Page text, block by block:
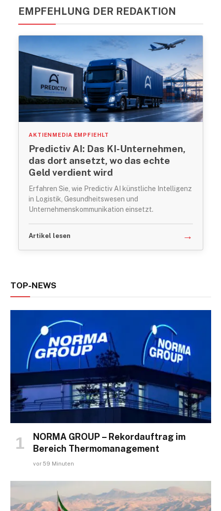
EMPFEHLUNG DER REDAKTION
AKTIENMEDIA EMPFIEHLT
Predictiv AI: Das KI-Unternehmen,
das dort ansetzt, wo das echte
Geld verdient wird
Erfahren Sie, wie Predictiv AI künstliche Intelligenz
in Logistik, Gesundheitswesen und
Unternehmenskommunikation einsetzt.
Artikel lesen →
TOP-NEWS
NORMA GROUP – Rekordauftrag im
Bereich Thermomanagement
vor 59 Minuten